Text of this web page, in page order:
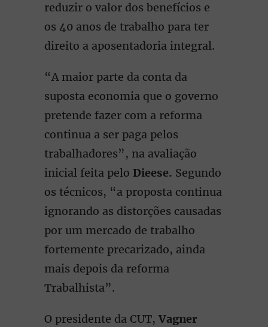
reduzir o valor dos benefícios e
os 40 anos de trabalho para ter
direito a aposentadoria integral.
“A maior parte da conta da
suposta economia que o governo
pretende fazer com a reforma
continua a ser paga pelos
trabalhadores”, na avaliação
inicial feita pelo Dieese. Segundo
os técnicos, “a proposta continua
ignorando as distorções causadas
por um mercado de trabalho
fortemente precarizado, ainda
mais depois da reforma
Trabalhista”.
O presidente da CUT, Vagner